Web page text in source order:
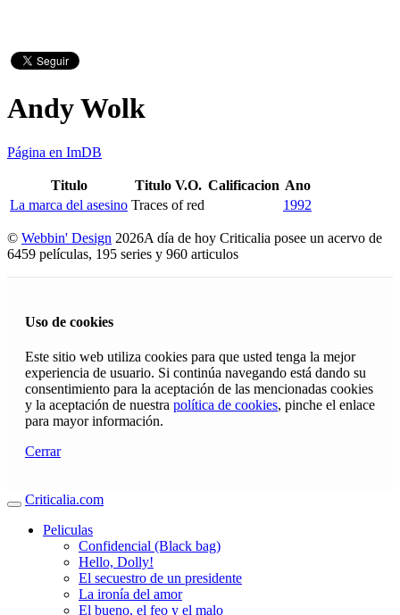
Andy Wolk
Página en ImDB
Titulo Titulo V.O. Calificacion Ano
La marca del asesino Traces of red 1992
© Webbin' Design 2026A día de hoy Criticalia posee un acervo de
6459 películas, 195 series y 960 articulos
Uso de cookies
Este sitio web utiliza cookies para que usted tenga la mejor
experiencia de usuario. Si continúa navegando está dando su
consentimiento para la aceptación de las mencionadas cookies
y la aceptación de nuestra política de cookies, pinche el enlace
para mayor información.
Cerrar
Criticalia.com
Peliculas
Confidencial (Black bag)
Hello, Dolly!
El secuestro de un presidente
La ironía del amor
El bueno, el feo y el malo